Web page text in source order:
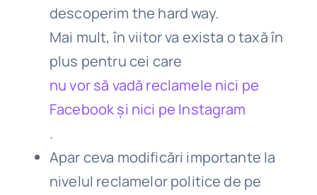
descoperim the hard way.
Mai mult, în viitor va exista o taxă în
plus pentru cei care
nu vor să vadă reclamele nici pe
Facebook și nici pe Instagram
.
Apar ceva modificări importante la
nivelul reclamelor politice de pe